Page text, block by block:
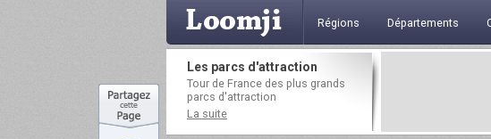
Régions Départements
Les parcs d'attraction
Tour de France des plus grands
parcs d'attraction
La suite